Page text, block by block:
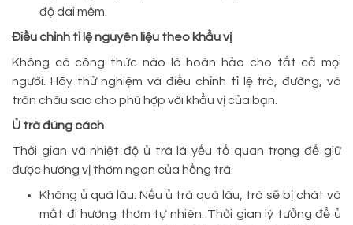
độ dai mềm.
Điều chỉnh tỉ lệ nguyên liệu theo khẩu vị
Không có công thức nào là hoàn hảo cho tất cả mọi
người. Hãy thử nghiệm và điều chỉnh tỉ lệ trà, đường, và
trân châu sao cho phù hợp với khẩu vị của bạn.
Ủ trà đúng cách
Thời gian và nhiệt độ ủ trà là yếu tố quan trọng để giữ
được hương vị thơm ngon của hồng trà.
Không ủ quá lâu: Nếu ủ trà quá lâu, trà sẽ bị chát và
mất đi hương thơm tự nhiên. Thời gian lý tưởng để ủ